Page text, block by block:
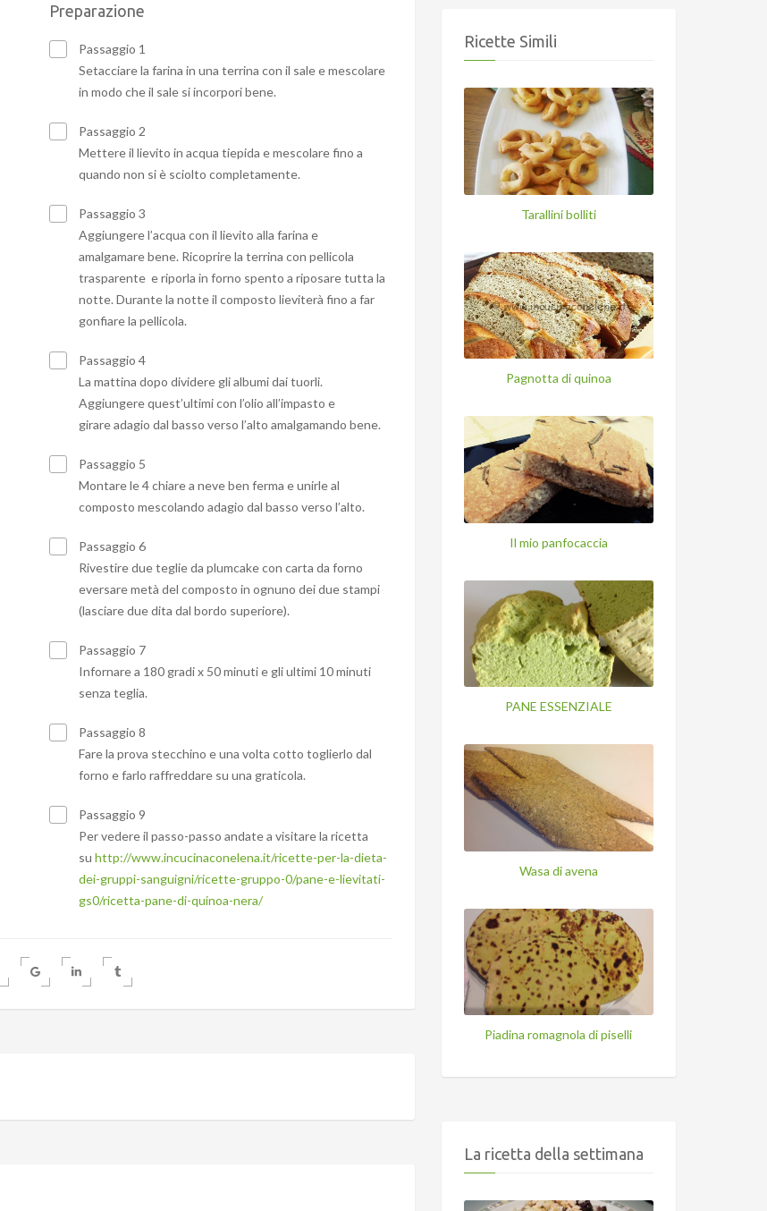
Preparazione
Passaggio 1
Setacciare la farina in una terrina con il sale e mescolare
in modo che il sale si incorpori bene.
Passaggio 2
Mettere il lievito in acqua tiepida e mescolare fino a
quando non si è sciolto completamente.
Passaggio 3
Aggiungere l’acqua con il lievito alla farina e
amalgamare bene. Ricoprire la terrina con pellicola
trasparente e riporla in forno spento a riposare tutta la
notte. Durante la notte il composto lieviterà fino a far
gonfiare la pellicola.
Passaggio 4
La mattina dopo dividere gli albumi dai tuorli.
Aggiungere quest’ultimi con l’olio all’impasto e
girare adagio dal basso verso l’alto amalgamando bene.
Passaggio 5
Montarele 4 chiare a neve ben ferma e unirle al
composto mescolando adagio dal basso verso l’alto.
Passaggio 6
Rivestire due teglie da plumcake con carta da forno
eversare metà del composto in ognuno dei due stampi
(lasciare due dita dal bordo superiore).
Passaggio 7
Infornare a 180 gradi x 50 minuti e gli ultimi 10 minuti
senza teglia.
Passaggio 8
Fare la prova stecchino e una volta cotto toglierlo dal
forno e farlo raffreddare su una graticola.
Passaggio 9
Per vedere il passo-passo andate a visitare la ricetta
su http://www.incucinaconelena.it/ricette-per-la-dieta-
dei-gruppi-sanguigni/ricette-gruppo-0/pane-e-lievitati-
gs0/ricetta-pane-di-quinoa-nera/
Ricette Simili
Tarallini bolliti
Pagnotta di quinoa
Il mio panfocaccia
PANE ESSENZIALE
Wasa di avena
Piadina romagnola di piselli
La ricetta della settimana